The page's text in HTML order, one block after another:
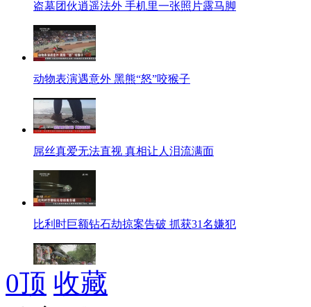
盗墓团伙逍遥法外 手机里一张照片露马脚
动物表演遇意外 黑熊“怒”咬猴子
屌丝真爱无法直视 真相让人泪流满面
比利时巨额钻石劫掠案告破 抓获31名嫌犯
官方回应“什刹海将拆迁”传闻:对保护工程误读
0顶 收藏